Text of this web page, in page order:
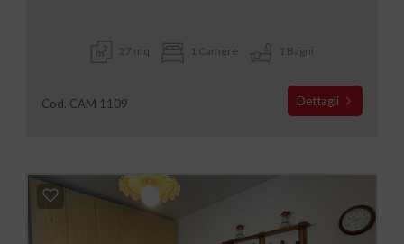
27 mq 1 Camere 1 Bagni
Cod. CAM 1109 Dettagli